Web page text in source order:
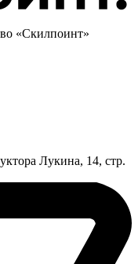
«Скилпоинт»
Лукина, 14, стр.